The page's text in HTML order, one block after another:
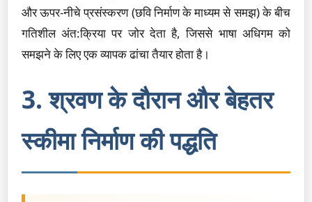
और ऊपर-नीचे प्रसंस्करण (छवि निर्माण के माध्यम से समझ) के बीच
गतिशील अंत:क्रिया पर जोर देता है, जिससे भाषा अधिगम को
समझने के लिए एक व्यापक ढांचा तैयार होता है।
3. श्रवण के दौरान और बेहतर
स्कीमा निर्माण की पद्धति